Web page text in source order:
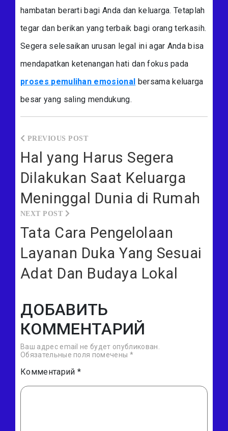
hambatan berarti bagi Anda dan keluarga. Tetaplah
tegar dan berikan yang terbaik bagi orang terkasih.
Segera selesaikan urusan legal ini agar Anda bisa
mendapatkan ketenangan hati dan fokus pada
proses pemulihan emosional bersama keluarga
besar yang saling mendukung.
по
записям
Hal yang Harus Segera
Dilakukan Saat Keluarga
Meninggal Dunia di Rumah
Tata Cara Pengelolaan
Layanan Duka Yang Sesuai
Adat Dan Budaya Lokal
ДОБАВИТЬ
КОММЕНТАРИЙ
Ваш адрес email не будет опубликован.
Обязательные поля помечены *
Комментарий *